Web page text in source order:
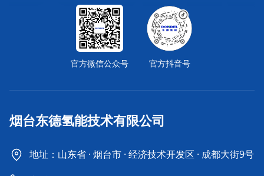
官方微信公众号 官方抖音号
烟台东德氢能技术有限公司
地址：山东省 · 烟台市 · 经济技术开发区 · 成都大街9号